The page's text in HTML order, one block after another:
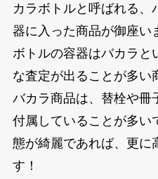
カラボトルと呼ばれる、
器に入った商品が御座い
ボトルの容器はバカラと
な査定が出ることが多い
バカラ商品は、替栓や冊
付属していることが多い
態が綺麗であれば、更に
す！